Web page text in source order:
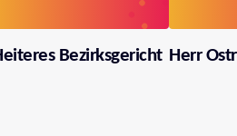
Bezirksgericht Herr